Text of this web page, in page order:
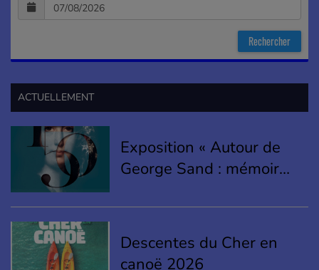
ACTUELLEMENT
Exposition « Autour de
George Sand : mémoires
»
Descentes du Cher en
canoë 2026